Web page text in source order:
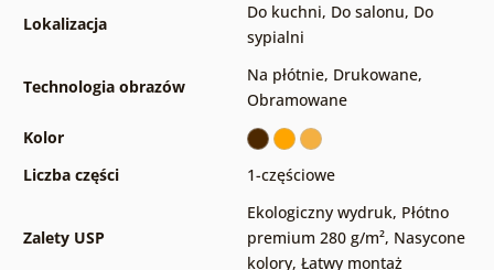
Lokalizacja
Do kuchni, Do salonu, Do
sypialni
Technologia obrazów
Na płótnie, Drukowane,
Obramowane
Kolor
Liczba części
1-częściowe
Zalety USP
Ekologiczny wydruk, Płótno
premium 280 g/m², Nasycone
kolory, Łatwy montaż